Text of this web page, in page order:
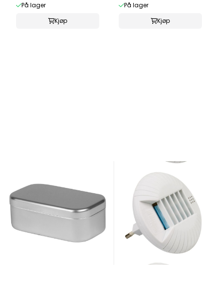
På lager
Kjøp
På lager
Kjøp